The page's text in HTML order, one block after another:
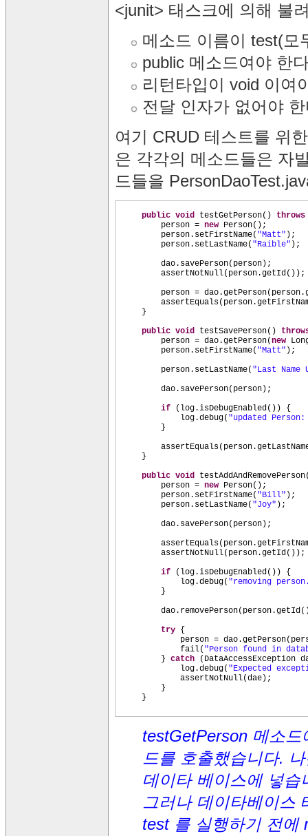
<junit> 태스크에 의해 불
메소드 이름이 test(모
public 메소드여야 한
리턴타입이 void 이여
전달 인자가 없어야
여기 CRUD 테스트를 위
은 각각의 메소드들은 자
드들을
public void testGetPerson()
person = new Person() ;
person.setFirstName( "Matt" ) ;
person.setLastName( "Raible" ) ;
dao.savePerson( person ) ;
assertNotNull( person.getId()) ;
person = dao.getPerson(
assertEquals(
}
public void testSavePerson()
person = dao.getPerson(new
person.setFirstName( "Matt" ) ;
person.setLastName( "Last Name
dao.savePerson( person ) ;
if
( log.isDebugEnabled()) {
log.debug( "updated
}
assertEquals(
}
public void testAddAndRemovePerson
person = new Person() ;
person.setFirstName( "Bill" ) ;
person.setLastName( "Joy" ) ;
dao.savePerson( person ) ;
assertEquals(
assertNotNull( person.getId()) ;
if
( log.isDebugEnabled()) {
log.debug( "removing
}
dao.removePerson( person.getId
try {
person = dao.getPerson(
fail( "Person found in
} catch ( DataAccessException
log.debug( "Expected
assertNotNull(dae ) ;
}
}
testGetPerson 메소
드를 호출했습니다.
데이타 베이스에 넣습
그러나 데이타베이스
test 를 실행하기 전에